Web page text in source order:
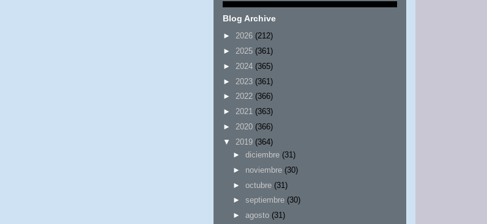
Blog Archive
► 2026 (212)
► 2025 (361)
► 2024 (365)
► 2023 (361)
► 2022 (366)
► 2021 (363)
► 2020 (366)
▼
2019 (364)
► diciembre (31)
► noviembre (30)
► octubre (31)
► septiembre (30)
► agosto (31)